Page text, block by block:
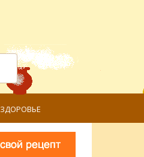
ЗДОРОВЬЕ